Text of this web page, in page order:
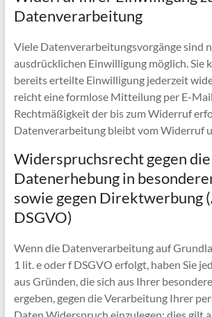
Datenverarbeitung
Viele Datenverarbeitungsvorgänge sind
ausdrücklichen Einwilligung möglich. Sie
bereits erteilte Einwilligung jederzeit
reicht eine formlose Mitteilung per E-
Rechtmäßigkeit der bis zum Widerruf
Datenverarbeitung bleibt vom Widerruf
Widerspruchsrecht gegen die
Datenerhebung in
sowie gegen Direktwerbung
DSGVO)
Wenn die Datenverarbeitung auf
1 lit. e oder f DSGVO erfolgt, haben Sie
aus Gründen, die sich aus Ihrer
ergeben, gegen die Verarbeitung Ihrer